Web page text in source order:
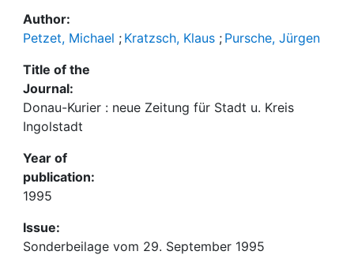
Author:
Petzet, Michael ; Kratzsch, Klaus ; Pursche, Jürgen
Title of the
Journal:
Donau-Kurier : neue Zeitung für Stadt u. Kreis
Ingolstadt
Year of
publication:
1995
Issue:
Sonderbeilage vom 29. September 1995